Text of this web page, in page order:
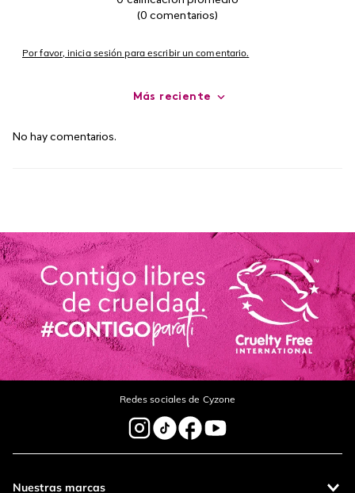
(0 comentarios)
Por favor, inicia sesión para escribir un comentario.
Más reciente
No hay comentarios.
Redes sociales de Cyzone
Nuestras marcas